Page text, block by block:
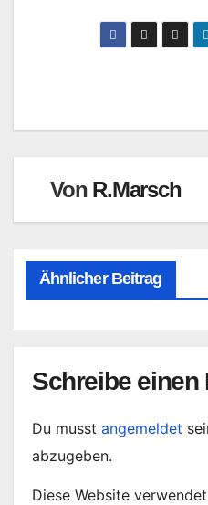
Von R.Marsch
Ähnlicher Beitrag
Schreibe einen
Du musst angemeldet
abzugeben.
Diese Website